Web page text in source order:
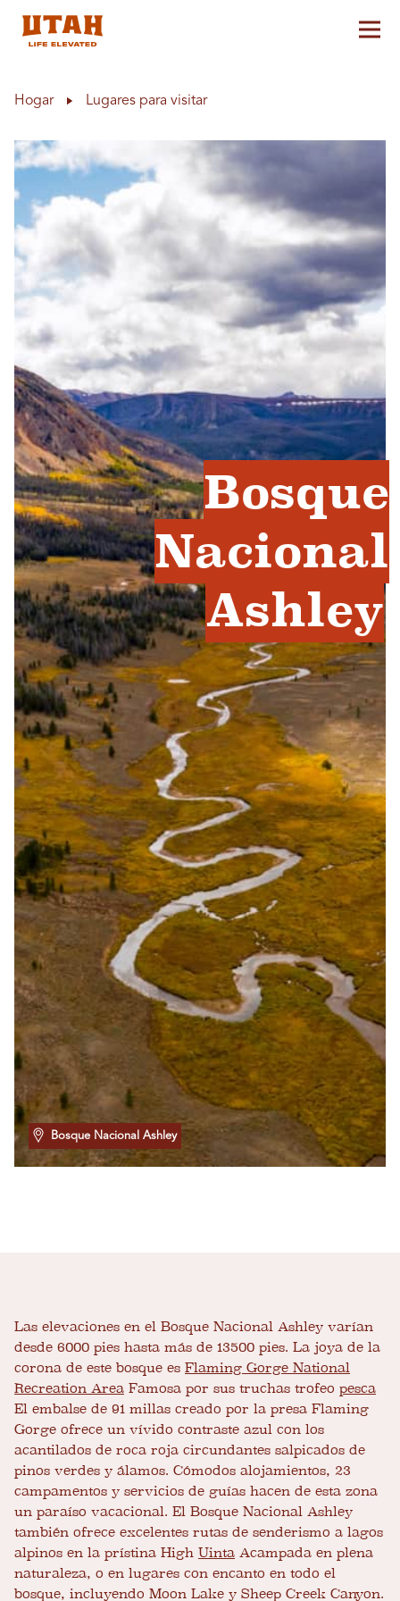
Hogar Lugares para visitar
Bosque
Nacional
Ashley
Bosque Nacional Ashley
Las elevaciones en el Bosque Nacional Ashley varían
desde 6000 pies hasta más de 13500 pies. La joya de la
corona de este bosque es Flaming Gorge National
Recreation Area Famosa por sus truchas trofeo pesca
El embalse de 91 millas creado por la presa Flaming
Gorge ofrece un vívido contraste azul con los
acantilados de roca roja circundantes salpicados de
pinos verdes y álamos. Cómodos alojamientos, 23
campamentos y servicios de guías hacen de esta zona
un paraíso vacacional. El Bosque Nacional Ashley
también ofrece excelentes rutas de senderismo a lagos
alpinos en la prístina High Uinta Acampada en plena
naturaleza, o en lugares con encanto en todo el
bosque, incluyendo Moon Lake y Sheep Creek Canyon.